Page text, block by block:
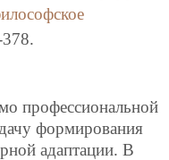
профессиональной
формирования
адаптации. В